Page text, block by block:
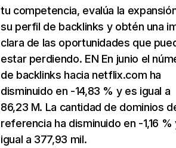
tu competencia, evalúa la
su perfil de backlinks y obtén una
clara de las oportunidades que
estar perdiendo. EN En junio el
de backlinks hacia netflix.com ha
disminuido en -14,83 % y es igual a
86,23 M. La cantidad de dominios
referencia ha disminuido en -1,16 %
igual a 377,93 mil.